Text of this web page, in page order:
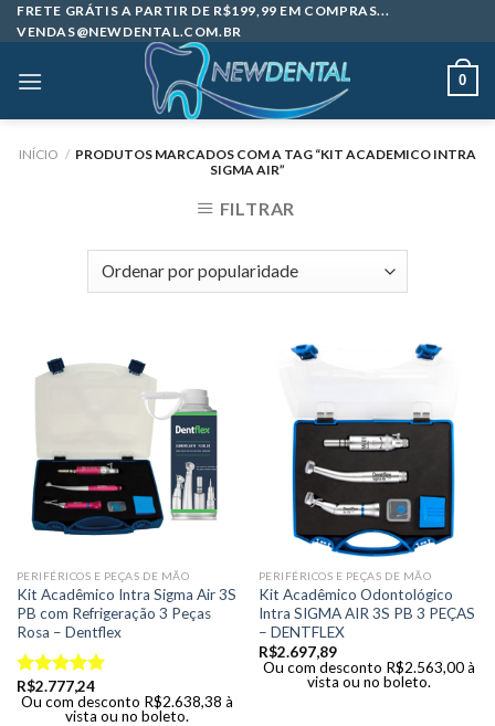
Skip
to
FRETE GRÁTIS A PARTIR DE R$199,99 EM COMPRAS...
VENDAS@NEWDENTAL.COM.BR
0
INÍCIO / PRODUTOS MARCADOS COM A TAG “KIT ACADEMICO INTRA
SIGMA AIR”
FILTRAR
PERIFÉRICOS E PEÇAS DE MÃO
Kit Acadêmico Intra Sigma Air 3S
PB com Refrigeração 3 Peças
Rosa – Dentflex
Avaliação
5.00de 5
R$2.777,24
Ou com desconto R$2.638,38 à
vista ou no boleto.
PERIFÉRICOS E PEÇAS DE MÃO
Kit Acadêmico Odontológico
Intra SIGMA AIR 3S PB 3 PEÇAS
– DENTFLEX
R$2.697,89
Ou com desconto R$2.563,00 à
vista ou no boleto.